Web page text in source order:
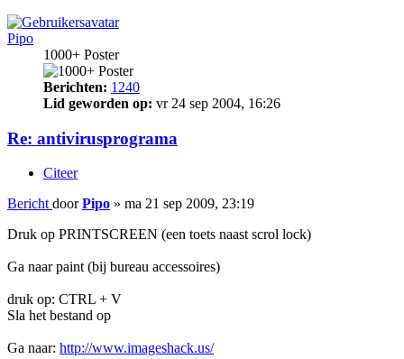
Pipo
1000+ Poster
Berichten: 1240
Lid geworden op: vr 24 sep 2004, 16:26
Re: antivirusprograma
Citeer
Bericht doorPipo » ma 21 sep 2009, 23:19
Druk op PRINTSCREEN (een toets naast scrol lock)
Ga naar paint (bij bureau accessoires)
druk op: CTRL + V
Sla het bestand op
Ga naar: http://www.imageshack.us/